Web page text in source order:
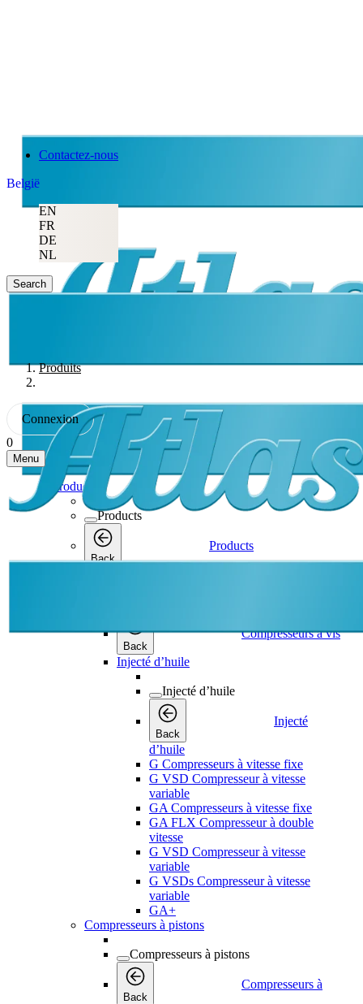
Contactez-nous
België
EN
FR
DE
NL
Search
Produits
Connexion
0
Menu
Products
Products
Back
Products
Back
Compresseurs à vis
Injecté d’huile
Injecté d’huile
Back
Injecté
d’huile
G Compresseurs à vitesse fixe
G VSD Compresseur à vitesse
variable
GA Compresseurs à vitesse fixe
GA FLX Compresseur à double
vitesse
G VSD Compresseur à vitesse
variable
G VSDs Compresseur à vitesse
variable
GA+
Compresseurs à pistons
Compresseurs à pistons
Back
Compresseurs à